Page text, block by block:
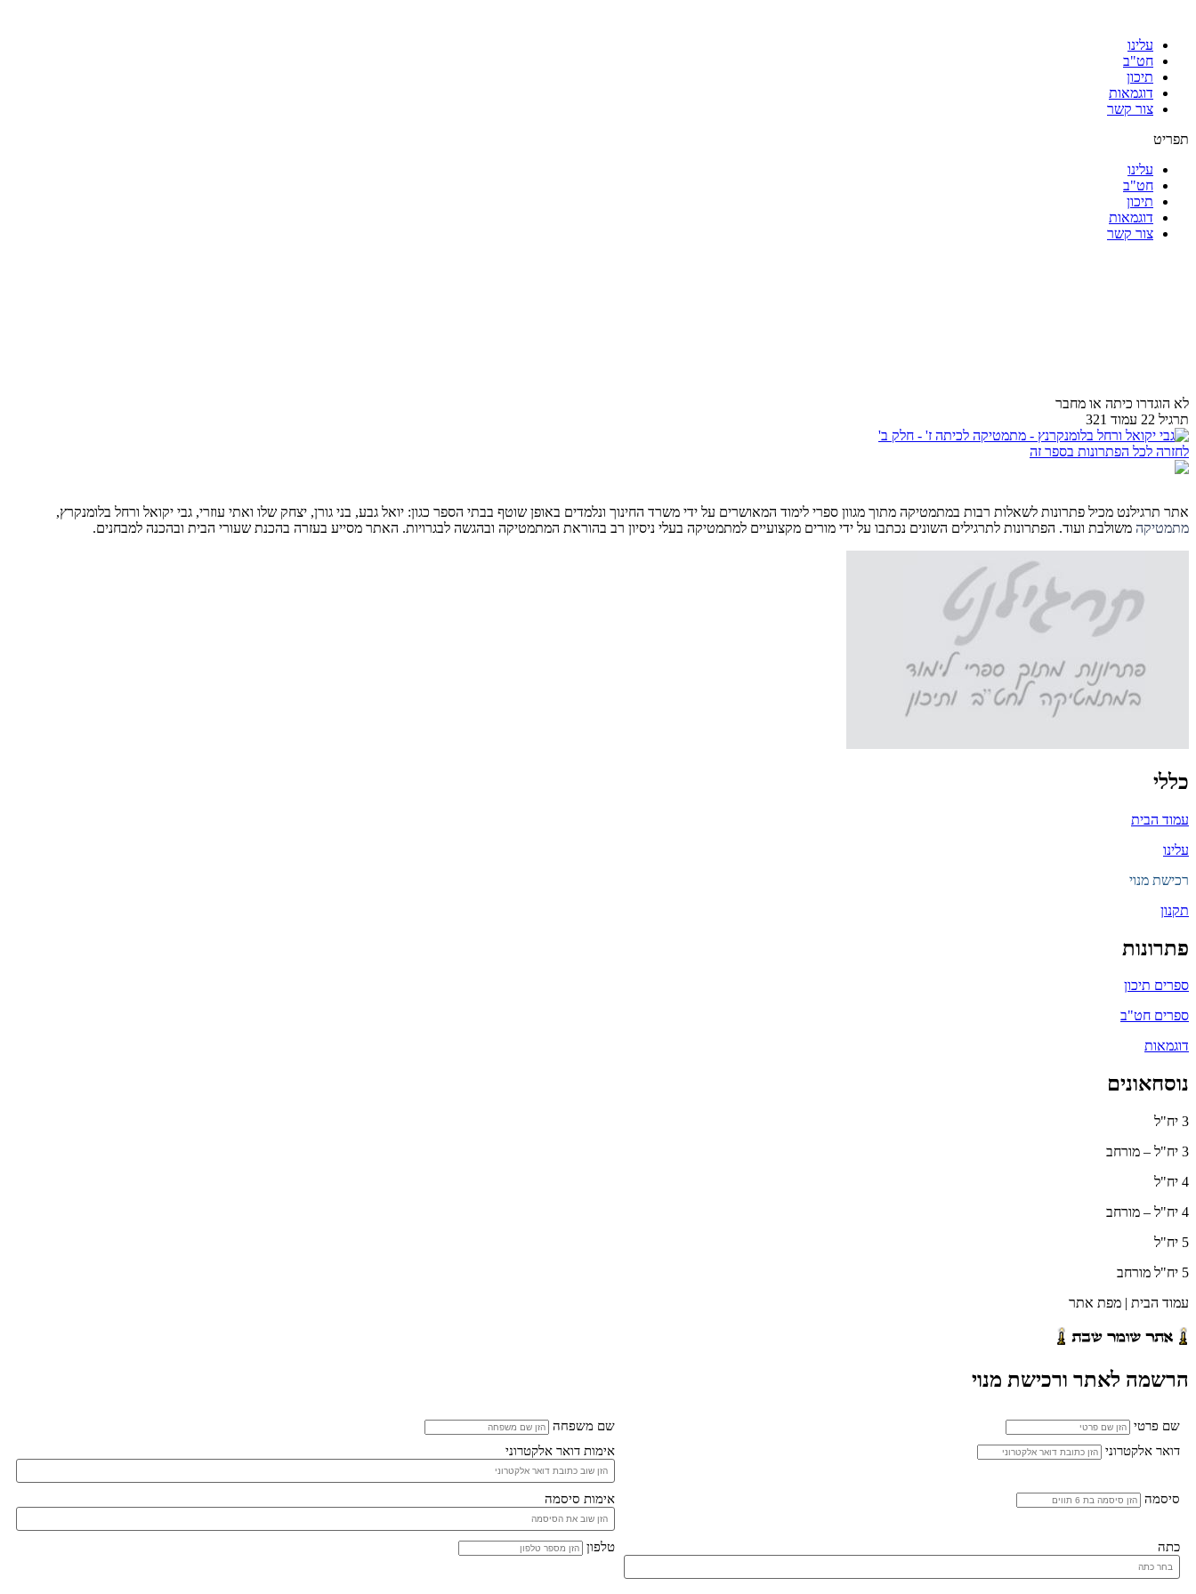
עלינו
חט"ב
תיכון
דוגמאות
צור קשר
תפריט
עלינו
חט"ב
תיכון
דוגמאות
צור קשר
לא הוגדרו כיתה או מחבר
תרגיל 22 עמוד 321
לחזרה לכל הפתרונות בספר זה
אתר תרגילנט מכיל פתרונות לשאלות רבות במתמטיקה מתוך מגוון ספרי לימוד המאושרים על ידי משרד החינוך ונלמדים באופן שוטף בבתי הספר כגון: יואל גבע, בני גורן, יצחק שלו ואתי עוזרי, גבי יקואל ורחל בלומנקרץ,
מתמטיקה משולבת ועוד. הפתרונות לתרגילים השונים נכתבו על ידי מורים מקצועיים למתמטיקה בעלי ניסיון רב בהוראת המתמטיקה ובהגשה לבגרויות. האתר מסייע בעזרה בהכנת שעורי הבית ובהכנה למבחנים.
כללי
עמוד הבית
עלינו
רכישת מנוי
תקנון
פתרונות
ספרים תיכון
ספרים חט"ב
דוגמאות
נוסחאונים
3 יח"ל
3 יח"ל – מורחב
4 יח"ל
4 יח"ל – מורחב
5 יח"ל
5 יח"ל מורחב
עמוד הבית | מפת אתר
הרשמה לאתר ורכישת מנוי
שם פרטי
שם משפחה
דואר אלקטרוני
אימות דואר אלקטרוני
סיסמה אימות סיסמה
כתה טלפון